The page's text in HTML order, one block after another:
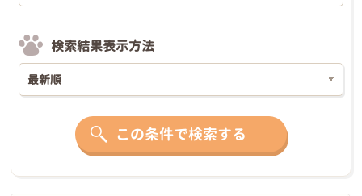
検索結果表示方法
この条件で検索する